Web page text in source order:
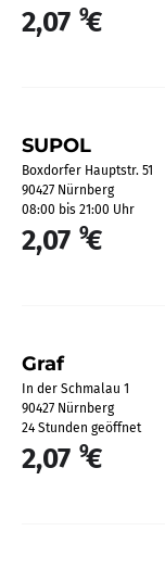
2,07 9€
SUPOL
Boxdorfer Hauptstr. 51
90427 Nürnberg
08:00 bis 21:00 Uhr
2,07 9€
Graf
In der Schmalau 1
90427 Nürnberg
24 Stunden geöffnet
2,07 9€